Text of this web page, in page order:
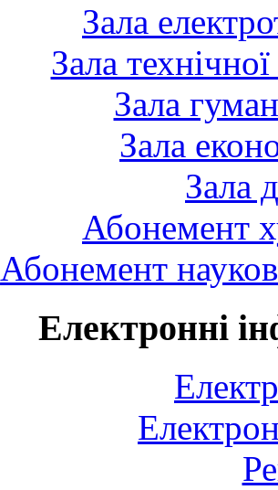
Зала
Зала
Зала
Зала
Зала
Абонемент
Абонемент
Електронні